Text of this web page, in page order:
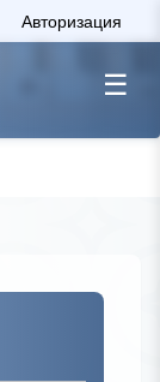
Авторизация
☰